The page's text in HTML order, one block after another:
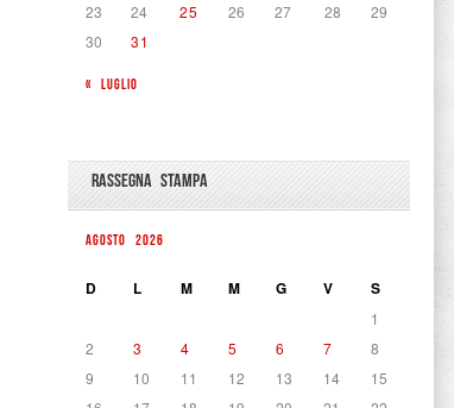
« LUGLIO
23
24 25 26 27 28
29
30
31
RASSEGNA STAMPA
AGOSTO 2026
D L M M G V S
1
2
3 4 5 6 7
8
9
10 11 12 13 14
15